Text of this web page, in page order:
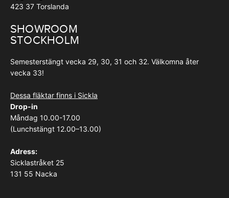
423 37 Torslanda
SHOWROOM
STOCKHOLM
Semesterstängt vecka 29, 30, 31 och 32. Välkomna åter
vecka 33!
Dessa fläktar finns i Sickla
Drop-in
Måndag 10.00-17.00
(Lunchstängt 12.00–13.00)
Adress:
Sicklastråket 25
131 55 Nacka